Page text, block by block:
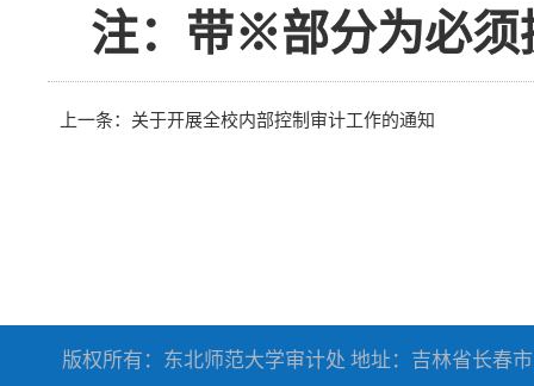
注：带※部分为必须
上一条： 关于开展全校内部控制审计工作的通知
版权所有：东北师范大学审计处 地址：吉林省长春